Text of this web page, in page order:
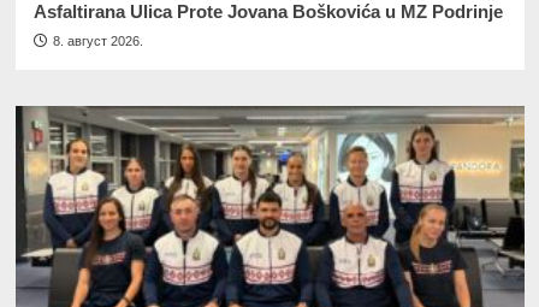
Asfaltirana Ulica Prote Jovana Boškovića u MZ Podrinje
8. август 2026.